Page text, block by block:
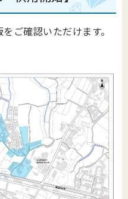
ご確認いただけます。